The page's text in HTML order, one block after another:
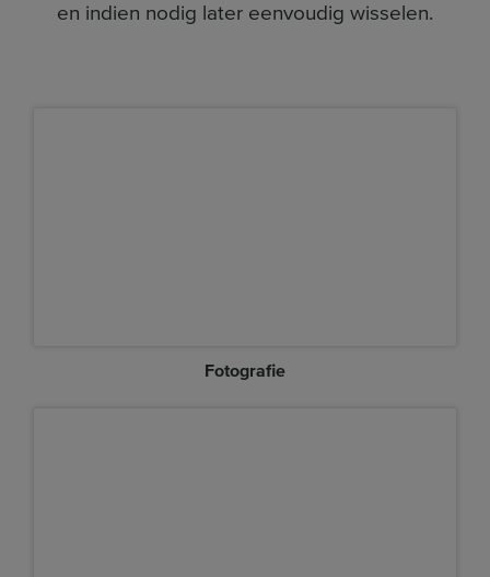
en indien nodig later eenvoudig wisselen.
Fotografie